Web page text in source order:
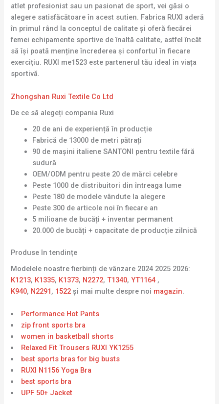
atlet profesionist sau un pasionat de sport, vei găsi o
alegere satisfăcătoare în acest sutien. Fabrica RUXI aderă
în primul rând la conceptul de calitate și oferă fiecărei
femei echipamente sportive de înaltă calitate, astfel încât
să își poată menține încrederea și confortul în fiecare
exercițiu. RUXI me1523 este partenerul tău ideal în viața
sportivă.
Zhongshan Ruxi Textile Co Ltd
De ce să alegeți compania Ruxi
20 de ani de experiență în producție
Fabrică de 13000 de metri pătrați
90 de mașini italiene SANTONI pentru textile fără
sudură
OEM/ODM pentru peste 20 de mărci celebre
Peste 1000 de distribuitori din întreaga lume
Peste 180 de modele vândute la alegere
Peste 300 de articole noi în fiecare an
5 milioane de bucăți + inventar permanent
20.000 de bucăți + capacitate de producție zilnică
Produse în tendințe
Modelele noastre fierbinți de vânzare 2024 2025 2026:
K1213, K1335, K1373, N2272,T1340,YT1164 ,
K940, N2291, 1522și mai multe despre noi magazin.
Performance Hot Pants
zip front sports bra
women in basketball shorts
Relaxed Fit Trousers RUXI YK1255
best sports bras for big busts
RUXI N1156 Yoga Bra
best sports bra
UPF 50+ Jacket